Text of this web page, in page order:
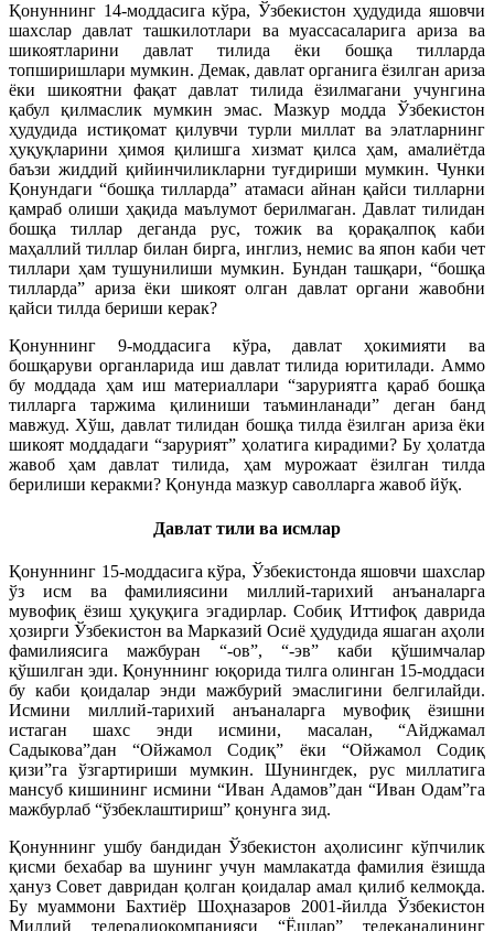
Қонуннинг 14-моддасига кўра, Ўзбекистон ҳудудида яшовчи
шахслар давлат ташкилотлари ва муассасаларига ариза ва
шикоятларини давлат тилида ёки бошқа тилларда
топширишлари мумкин. Демак, давлат органига ёзилган ариза
ёки шикоятни фақат давлат тилида ёзилмагани учунгина
қабул қилмаслик мумкин эмас. Мазкур модда Ўзбекистон
ҳудудида истиқомат қилувчи турли миллат ва элатларнинг
ҳуқуқларини ҳимоя қилишга хизмат қилса ҳам, амалиётда
баъзи жиддий қийинчиликларни туғдириши мумкин. Чунки
Қонундаги “бошқа тилларда” атамаси айнан қайси тилларни
қамраб олиши ҳақида маълумот берилмаган. Давлат тилидан
бошқа тиллар деганда рус, тожик ва қорақалпоқ каби
маҳаллий тиллар билан бирга, инглиз, немис ва япон каби чет
тиллари ҳам тушунилиши мумкин. Бундан ташқари, “бошқа
тилларда” ариза ёки шикоят олган давлат органи жавобни
қайси тилда бериши керак?
Қонуннинг 9-моддасига кўра, давлат ҳокимияти ва
бошқаруви органларида иш давлат тилида юритилади. Аммо
бу моддада ҳам иш материаллари “заруриятга қараб бошқа
тилларга таржима қилиниши таъминланади” деган банд
мавжуд. Хўш, давлат тилидан бошқа тилда ёзилган ариза ёки
шикоят моддадаги “зарурият” ҳолатига кирадими? Бу ҳолатда
жавоб ҳам давлат тилида, ҳам мурожаат ёзилган тилда
берилиши керакми? Қонунда мазкур саволларга жавоб йўқ.
Давлат тили ва исмлар
Қонуннинг 15-моддасига кўра, Ўзбекистонда яшовчи шахслар
ўз исм ва фамилиясини миллий-тарихий анъаналарга
мувофиқ ёзиш ҳуқуқига эгадирлар. Собиқ Иттифоқ даврида
ҳозирги Ўзбекистон ва Марказий Осиё ҳудудида яшаган аҳоли
фамилиясига мажбуран “-ов”, “-эв” каби қўшимчалар
қўшилган эди. Қонуннинг юқорида тилга олинган 15-моддаси
бу каби қоидалар энди мажбурий эмаслигини белгилайди.
Исмини миллий-тарихий анъаналарга мувофиқ ёзишни
истаган шахс энди исмини, масалан, “Айджамал
Садыкова”дан “Ойжамол Содиқ” ёки “Ойжамол Содиқ
қизи”га ўзгартириши мумкин. Шунингдек, рус миллатига
мансуб кишининг исмини “Иван Адамов”дан “Иван Одам”га
мажбурлаб “ўзбеклаштириш” қонунга зид.
Қонуннинг ушбу бандидан Ўзбекистон аҳолисинг кўпчилик
қисми бехабар ва шунинг учун мамлакатда фамилия ёзишда
ҳануз Совет давридан қолган қоидалар амал қилиб келмоқда.
Бу муаммони Бахтиёр Шоҳназаров 2001-йилда Ўзбекистон
Миллий телерадиокомпанияси “Ёшлар” телеканалининг